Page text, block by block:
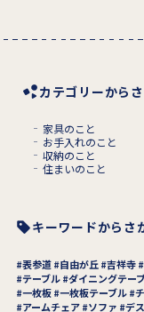
カテゴリーから
家具のこと
お手入れのこと
収納のこと
住まいのこと
キーワードからさ
表参道 自由が丘 吉祥寺
テーブル ダイニングテー
一枚板 一枚板テーブル
アームチェア
ソファ デ